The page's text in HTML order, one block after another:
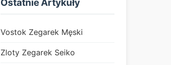
Ostatnie Artykuły
Vostok Zegarek Męski
Zloty Zegarek Seiko